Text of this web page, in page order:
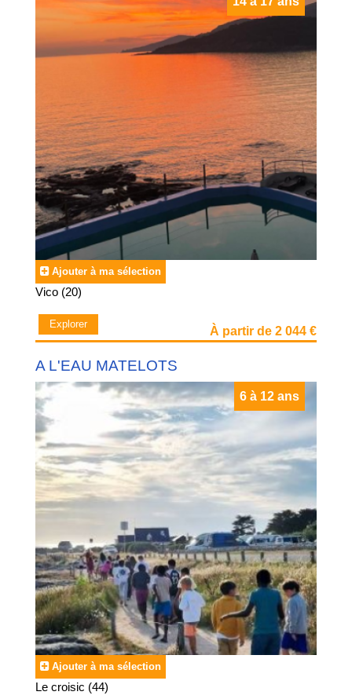
Ajouter à ma sélection
Vico (20)
Explorer
À partir de 2 044 €
A L'EAU MATELOTS
6 à 12 ans
Ajouter à ma sélection
Le croisic (44)